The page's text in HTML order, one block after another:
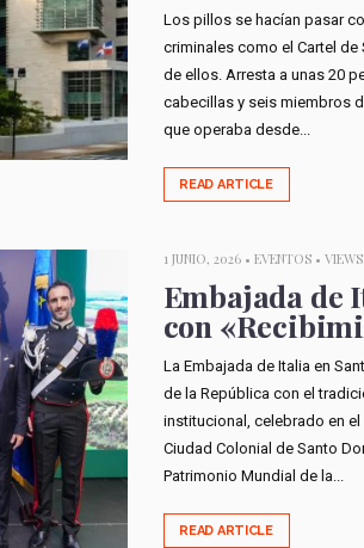
Los pillos se hacían pasar
criminales como el Cartel de
de ellos. Arresta a unas 20
cabecillas y seis miembros
que operaba desde...
READ ARTICLE
1 JUNIO, 2026 • EVENTOS•
Embajada de
con
La Embajada de Italia en
de la República con el
institucional, celebrado en
Ciudad Colonial de Santo
Patrimonio Mundial de la...
READ ARTICLE